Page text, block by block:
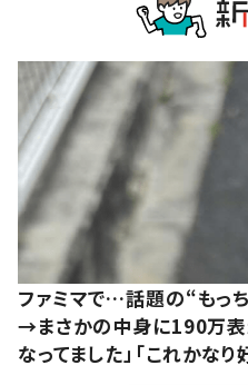
ファミマで…話題の“もっ
→まさかの中身に190万表
なってました」「これかなり